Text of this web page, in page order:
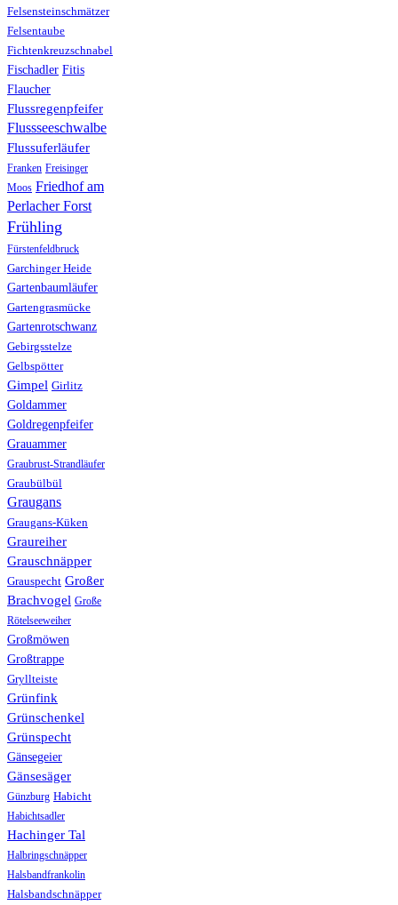
Felsensteinschmätzer
Felsentaube
Fichtenkreuzschnabel
Fischadler Fitis
Flaucher
Flussregenpfeifer
Flussseeschwalbe
Flussuferläufer
Franken Freisinger
Moos Friedhof am
Perlacher Forst
Frühling
Fürstenfeldbruck
Garchinger Heide
Gartenbaumläufer
Gartengrasmücke
Gartenrotschwanz
Gebirgsstelze
Gelbspötter
Gimpel Girlitz
Goldammer
Goldregenpfeifer
Grauammer
Graubrust-Strandläufer
Graubülbül
Graugans
Graugans-Küken
Graureiher
Grauschnäpper
Grauspecht Großer
Brachvogel Große
Rötelseeweiher
Großmöwen
Großtrappe
Gryllteiste
Grünfink
Grünschenkel
Grünspecht
Gänsegeier
Gänsesäger
Günzburg Habicht
Habichtsadler
Hachinger Tal
Halbringschnäpper
Halsbandfrankolin
Halsbandschnäpper